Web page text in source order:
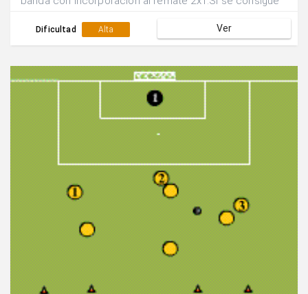
rotan las posiciones.
Dificultad Alta Ver